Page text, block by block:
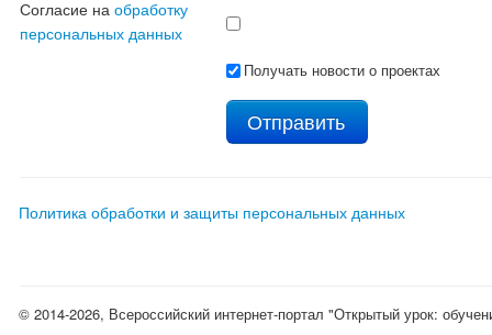
Согласие наобработку
персональных данных
Получать новости о проектах
Политика обработки и защиты персональных данных
© 2014-2026, Всероссийский интернет-портал "Открытый урок: